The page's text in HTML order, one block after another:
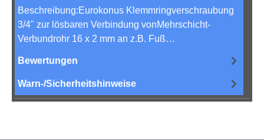
Beschreibung:Eurokonus Klemmringverschraubung
3/4'' zur lösbaren Verbindung vonMehrschicht-
Verbundrohr 16 x 2 mm an z.B. Fuß…
Bewertungen
Warn-/Sicherheitshinweise